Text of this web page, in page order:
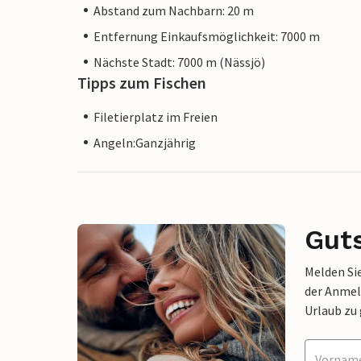
Abstand zum Nachbarn: 20 m
Entfernung Einkaufsmöglichkeit: 7000 m
Nächste Stadt: 7000 m (Nässjö)
Tipps zum Fischen
Filetierplatz im Freien
Angeln:Ganzjährig
Melden
der
Urlaub